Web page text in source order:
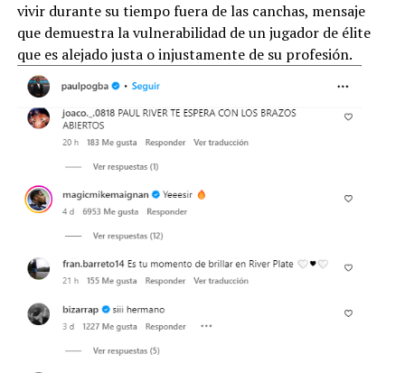
vivir durante su tiempo fuera de las canchas, mensaje
que demuestra la vulnerabilidad de un jugador de élite
que es alejado justa o injustamente de su profesión.